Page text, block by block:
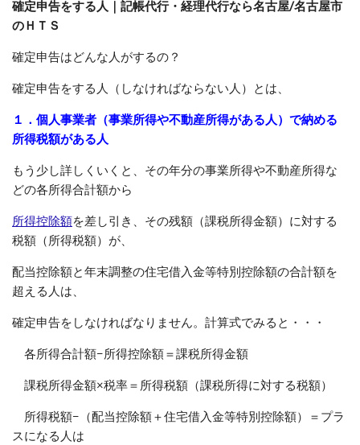
確定申告をする人｜記帳代行・経理代行なら名古屋/名古屋市
のＨＴＳ
確定申告はどんな人がするの？
確定申告をする人（しなければならない人）とは、
１．個人事業者（事業所得や不動産所得がある人）で納める
所得税額がある人
もう少し詳しくいくと、その年分の事業所得や不動産所得な
どの各所得合計額から
所得控除額を差し引き、その残額（課税所得金額）に対する
税額（所得税額）が、
配当控除額と年末調整の住宅借入金等特別控除額の合計額を
超える人は、
確定申告をしなければなりません。計算式でみると・・・
各所得合計額−所得控除額＝課税所得金額
課税所得金額×税率＝所得税額（課税所得に対する税額）
所得税額−（配当控除額＋住宅借入金等特別控除額）＝プラ
スになる人は